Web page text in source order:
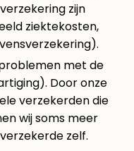
zijn
ziektekosten,
met de
Door onze
verzekerden die
wij soms meer
zelf.